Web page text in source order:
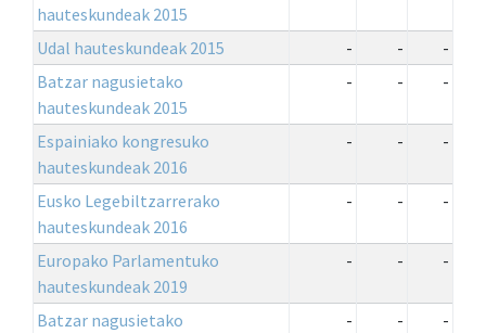
hauteskundeak 2015
Udal hauteskundeak 2015 - -
-
Batzar nagusietako
hauteskundeak 2015
- - -
Espainiako kongresuko
hauteskundeak 2016
- - -
Eusko Legebiltzarrerako
hauteskundeak 2016
- - -
Europako Parlamentuko
hauteskundeak 2019
- - -
Batzar nagusietako
- - -